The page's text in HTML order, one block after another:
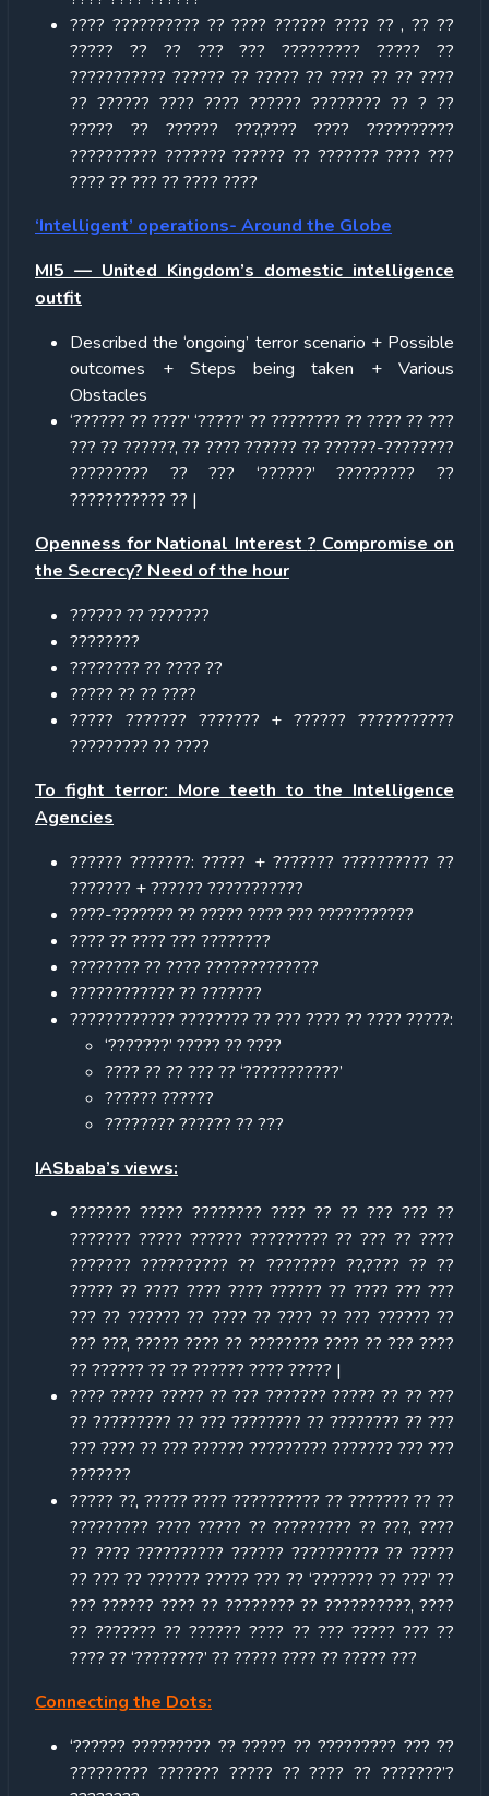
???? ?????????? ?? ???? ?????? ???? ?? , ?? ??
????? ?? ?? ??? ??? ????????? ????? ??
??????????? ?????? ?? ????? ?? ???? ?? ?? ????
?? ?????? ???? ???? ?????? ???????? ?? ? ??
????? ?? ?????? ???,???? ???? ??????????
?????????? ??????? ?????? ?? ??????? ???? ???
???? ?? ??? ?? ???? ????
‘Intelligent’ operations- Around the Globe
MI5 — United Kingdom’s domestic intelligence
outfit
Described the ‘ongoing’ terror scenario + Possible
outcomes + Steps being taken + Various
Obstacles
‘?????? ?? ????’ ‘?????’ ?? ???????? ?? ???? ?? ???
??? ?? ??????, ?? ???? ?????? ?? ??????-????????
????????? ?? ??? ‘??????’ ????????? ??
??????????? ?? |
Openness for National Interest ? Compromise on
the Secrecy? Need of the hour
?????? ?? ???????
????????
???????? ?? ???? ??
????? ?? ?? ????
????? ??????? ??????? + ?????? ???????????
????????? ?? ????
To fight terror: More teeth to the Intelligence
Agencies
?????? ???????: ????? + ??????? ?????????? ??
??????? + ?????? ???????????
????-??????? ?? ????? ???? ??? ???????????
???? ?? ???? ??? ????????
???????? ?? ???? ?????????????
???????????? ?? ???????
???????????? ???????? ?? ??? ???? ?? ???? ?????:
‘???????’ ????? ?? ????
???? ?? ?? ??? ?? ‘???????????’
?????? ??????
???????? ?????? ?? ???
IASbaba’s views:
??????? ????? ???????? ???? ?? ?? ??? ??? ??
??????? ????? ?????? ????????? ?? ??? ?? ????
??????? ?????????? ?? ???????? ??,???? ?? ??
????? ?? ???? ???? ???? ?????? ?? ???? ??? ???
??? ?? ?????? ?? ???? ?? ???? ?? ??? ?????? ??
??? ???, ????? ???? ?? ???????? ???? ?? ??? ????
?? ?????? ?? ?? ?????? ???? ????? |
???? ????? ????? ?? ??? ??????? ????? ?? ?? ???
?? ????????? ?? ??? ???????? ?? ???????? ?? ???
??? ???? ?? ??? ?????? ????????? ??????? ??? ???
???????
????? ??, ????? ???? ?????????? ?? ??????? ?? ??
????????? ???? ????? ?? ????????? ?? ???, ????
?? ???? ?????????? ?????? ?????????? ?? ?????
?? ??? ?? ?????? ????? ??? ?? ‘??????? ?? ???’ ??
??? ?????? ???? ?? ???????? ?? ??????????, ????
?? ??????? ?? ?????? ???? ?? ??? ????? ??? ??
???? ?? ‘????????’ ?? ????? ???? ?? ????? ???
Connecting the Dots:
‘?????? ????????? ?? ????? ?? ????????? ??? ??
????????? ??????? ????? ?? ???? ?? ???????’?